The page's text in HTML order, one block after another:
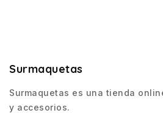
Surmaquetas
Surmaquetas es una tienda
y accesorios.